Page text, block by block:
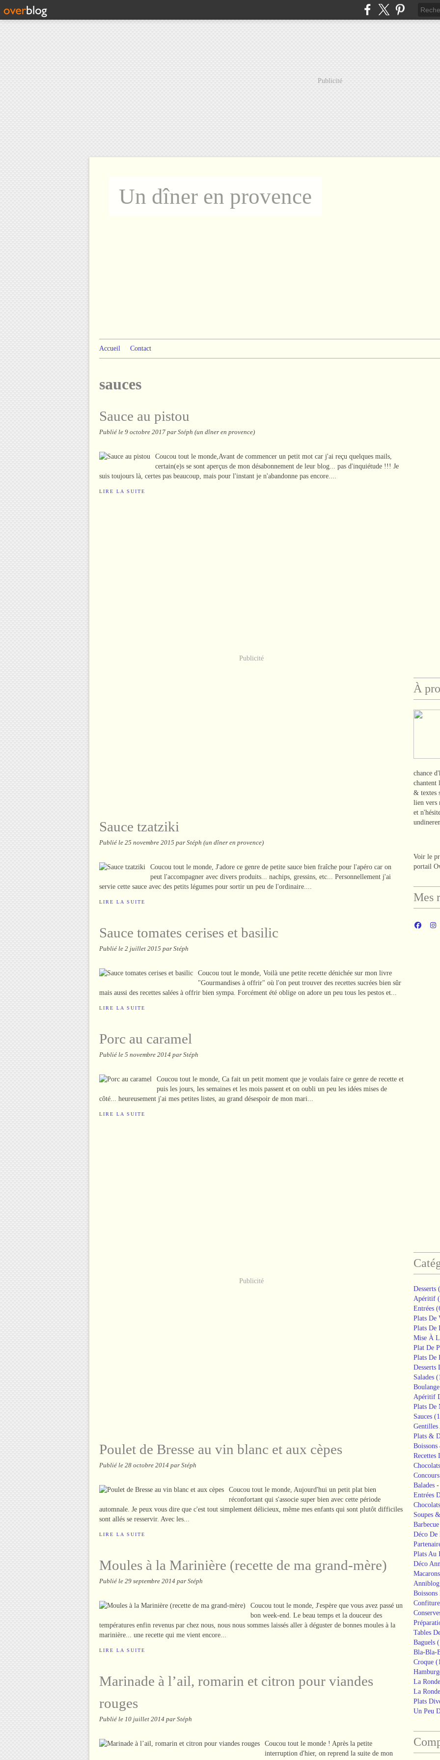
Publicité
Un dîner en provence
Accueil Contact
sauces
Sauce au pistou
Publié le 9 octobre 2017 par Stéph (un dîner en provence)
Coucou tout le monde,Avant de commencer un petit mot car j'ai reçu quelques mails,
certain(e)s se sont aperçus de mon désabonnement de leur blog... pas d'inquiétude !!! Je
suis toujours là, certes pas beaucoup, mais pour l'instant je n'abandonne pas encore....
LIRE LA SUITE
Publicité
Sauce tzatziki
Publié le 25 novembre 2015 par Stéph (un dîner en provence)
Coucou tout le monde, J'adore ce genre de petite sauce bien fraîche pour l'apéro car on
peut l'accompagner avec divers produits... nachips, gressins, etc... Personnellement j'ai
servie cette sauce avec des petits légumes pour sortir un peu de l'ordinaire....
LIRE LA SUITE
Sauce tomates cerises et basilic
Publié le 2 juillet 2015 par Stéph
Coucou tout le monde, Voilà une petite recette dénichée sur mon livre
"Gourmandises à offrir" où l'on peut trouver des recettes sucrées bien sûr
mais aussi des recettes salées à offrir bien sympa. Forcément été oblige on adore un peu tous les pestos et...
LIRE LA SUITE
Porc au caramel
Publié le 5 novembre 2014 par Stéph
Coucou tout le monde, Ca fait un petit moment que je voulais faire ce genre de recette et
puis les jours, les semaines et les mois passent et on oubli un peu les idées mises de
côté... heureusement j'ai mes petites listes, au grand désespoir de mon mari...
LIRE LA SUITE
Publicité
Poulet de Bresse au vin blanc et aux cèpes
Publié le 28 octobre 2014 par Stéph
Coucou tout le monde, Aujourd'hui un petit plat bien
réconfortant qui s'associe super bien avec cette période
automnale. Je peux vous dire que c'est tout simplement délicieux, même mes enfants qui sont plutôt difficiles
sont allés se resservir. Avec les...
LIRE LA SUITE
Moules à la Marinière (recette de ma grand-mère)
Publié le 29 septembre 2014 par Stéph
Coucou tout le monde, J'espère que vous avez passé un
bon week-end. Le beau temps et la douceur des
températures enfin revenus par chez nous, nous nous sommes laissés aller à déguster de bonnes moules à la
marinière... une recette qui me vient encore...
LIRE LA SUITE
Marinade à l’ail, romarin et citron pour viandes
rouges
Publié le 10 juillet 2014 par Stéph
Coucou tout le monde ! Après la petite
interruption d'hier, on reprend la suite de mon
À
chance
chantent
& textes
lien vers
et
Voir le
portail
Mes
Desserts
Apéritif
Entrées
Plats De
Plats De
Mise À
Plat De
Plats De
Desserts
Salades
Apéritif
Plats De
Sauces
Gentilles
Plats &
Recettes
Chocolats
Concours
Balades
Entrées
Soupes
Barbecue
Déco De
Plats Au
Déco
Macarons
Anniblog
Tables
Baguels
Bla-Bla-
Croque
La
La
Plats
Un Peu